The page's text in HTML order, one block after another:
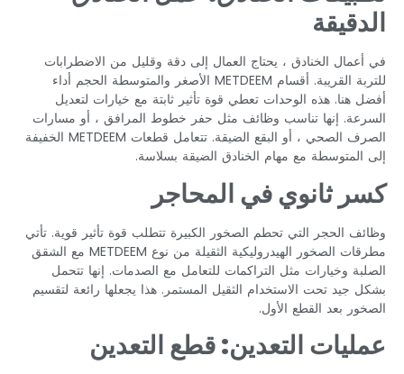
الدقيقة
في أعمال الخنادق ، يحتاج العمال إلى دقة وقليل من الاضطرابات
للتربة القريبة. أقسام METDEEM الأصغر والمتوسطة الحجم أداء
أفضل هنا. هذه الوحدات تعطي قوة تأثير ثابتة مع خيارات لتعديل
السرعة. إنها تناسب وظائف مثل حفر خطوط المرافق ، أو مسارات
الصرف الصحي ، أو البقع الضيقة. تتعامل قطعات METDEEM الخفيفة
إلى المتوسطة مع مهام الخنادق الضيقة بسلاسة.
كسر ثانوي في المحاجر
وظائف الحجر التي تحطم الصخور الكبيرة تتطلب قوة تأثير قوية. تأتي
مطرقات الصخور الهيدروليكية الثقيلة من نوع METDEEM مع الشقق
الصلبة وخيارات مثل التراكمات للتعامل مع الصدمات. إنها تتحمل
بشكل جيد تحت الاستخدام الثقيل المستمر. هذا يجعلها رائعة لتقسيم
الصخور بعد القطع الأول.
عمليات التعدين: قطع التعدين